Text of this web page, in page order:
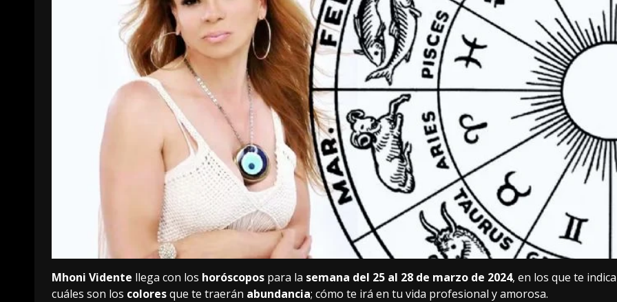
Mhoni Vidente llega con los horóscopos para la semana del 25 al 28 de marzo de 2024, en los que te indica
cuáles son los coloresque te traerán abundancia; cómo te irá en tu vida profesional y amorosa.